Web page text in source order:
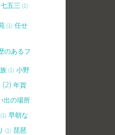
七五三 (1)
(1) 任せ
のあるフ
(1) 小野
(2) 年賀
出の場所
(1) 早朝な
(1) 琵琶